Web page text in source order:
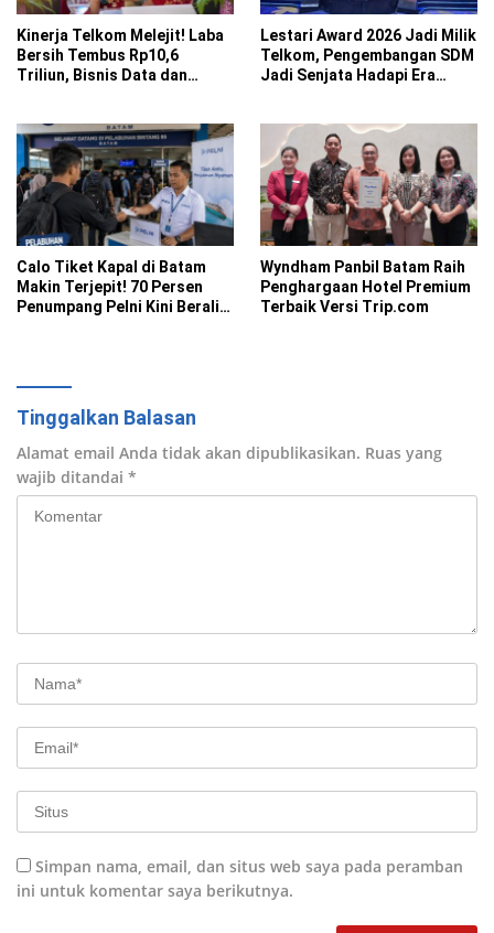
Kinerja Telkom Melejit! Laba
Bersih Tembus Rp10,6
Triliun, Bisnis Data dan
Lestari Award 2026 Jadi Milik
Telkom, Pengembangan SDM
Jadi Senjata Hadapi Era
Calo Tiket Kapal di Batam
Makin Terjepit! 70 Persen
Penumpang Pelni Kini Beralih
Wyndham Panbil Batam Raih
Penghargaan Hotel Premium
Terbaik Versi Trip.com
Tinggalkan Balasan
Alamat email Anda tidak akan dipublikasikan. Ruas yang
wajib ditandai *
Simpan nama, email, dan situs web saya pada peramban
ini untuk komentar saya berikutnya.